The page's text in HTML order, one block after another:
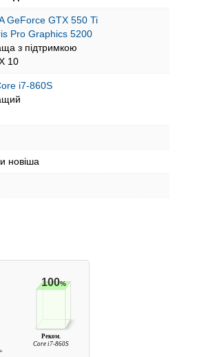
GeForce GTX 550 Ti
Pro Graphics 5200
з підтримкою
10
i7-860S
новіша
100%
Реком.
Core i7-860S